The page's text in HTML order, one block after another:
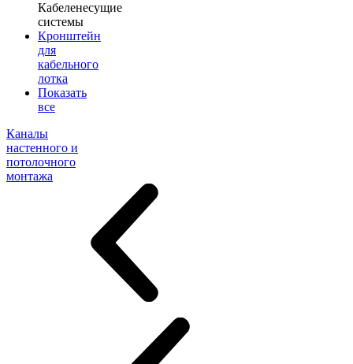
Кабеленесущие
системы
Кронштейн
для
кабельного
лотка
Показать
все
Каналы
настенного и
потолочного
монтажа